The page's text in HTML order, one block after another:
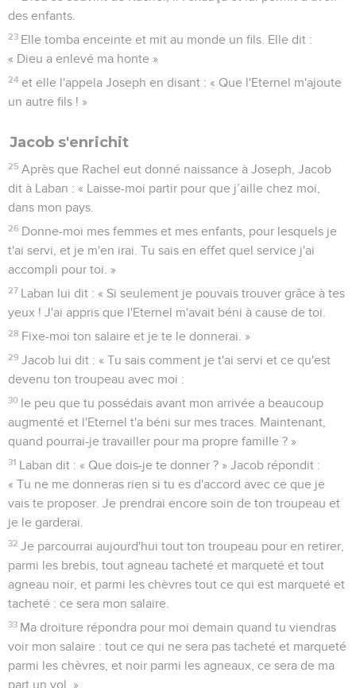
des enfants.
23 Elle tomba enceinte et mit au monde un fils. Elle dit :
« Dieu a enlevé ma honte »
24 et elle l'appela Joseph en disant : « Que l'Eternel m'ajoute
un autre fils ! »
Jacob s'enrichit
25 Après que Rachel eut donné naissance à Joseph, Jacob
dit à Laban : « Laisse-moi partir pour que j’aille chez moi,
dans mon pays.
26 Donne-moi mes femmes et mes enfants, pour lesquels je
t'ai servi, et je m'en irai. Tu sais en effet quel service j'ai
accompli pour toi. »
27 Laban lui dit : « Si seulement je pouvais trouver grâce à tes
yeux ! J'ai appris que l'Eternel m'avait béni à cause de toi.
28 Fixe-moi ton salaire et je te le donnerai. »
29 Jacob lui dit : « Tu sais comment je t'ai servi et ce qu'est
devenu ton troupeau avec moi :
30 le peu que tu possédais avant mon arrivée a beaucoup
augmenté et l'Eternel t'a béni sur mes traces. Maintenant,
quand pourrai-je travailler pour ma propre famille ? »
31 Laban dit : « Que dois-je te donner ? » Jacob répondit :
« Tu ne me donneras rien si tu es d'accord avec ce que je
vais te proposer. Je prendrai encore soin de ton troupeau et
je le garderai.
32 Je parcourrai aujourd'hui tout ton troupeau pour en retirer,
parmi les brebis, tout agneau tacheté et marqueté et tout
agneau noir, et parmi les chèvres tout ce qui est marqueté et
tacheté : ce sera mon salaire.
33 Ma droiture répondra pour moi demain quand tu viendras
voir mon salaire : tout ce qui ne sera pas tacheté et marqueté
parmi les chèvres, et noir parmi les agneaux, ce sera de ma
part un vol. »